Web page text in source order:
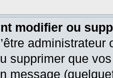
modifier ou
supprimer que
message